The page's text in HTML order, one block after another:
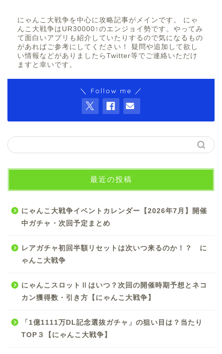
にゃんこ大戦争を中心に攻略記事がメインです。 にゃ
んこ大戦争はUR30000↑のエンジョイ勢です。やってみ
て面白いアプリも紹介していたりするので気になるもの
があればご参考にしてください！ 疑問や追加して欲し
い情報などがありましたらTwitter等でご連絡いただけ
ますと幸いです。
＼ Follow me ／
最近の投稿
にゃんこ大戦争イベントカレンダー【2026年7月】開催
中ガチャ・次回予定まとめ
レアガチャ初回半額リセットは次いつ来るのか！？ に
ゃんこ大戦争
にゃんこスロットⅡはいつ？次回の開催時期予想とネコ
カン獲得数・引き方【にゃんこ大戦争】
「1億1111万DL記念選抜ガチャ」の狙い目は？当たり
TOP３【にゃんこ大戦争】